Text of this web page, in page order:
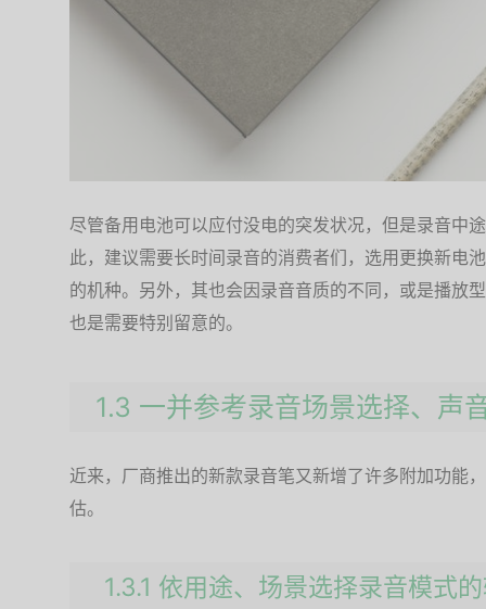
尽管备用电池可以应付没电的突发状况，但是录音中
此，建议需要长时间录音的消费者们，选用更换新电
的机种。另外，其也会因录音音质的不同，或是播放
也是需要特别留意的。
1.3 一并参考录音场景选择、声
近来，厂商推出的新款录音笔又新增了许多附加功能
估。
1.3.1 依用途、场景选择录音模式